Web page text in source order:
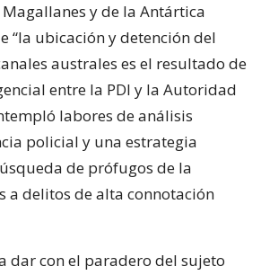
y de la Antártica
“la ubicación y detención del
australes es el resultado de
entre la PDI y la Autoridad
labores de análisis
policial y una estrategia
de prófugos de la
a delitos de alta connotación
dar con el paradero del sujeto